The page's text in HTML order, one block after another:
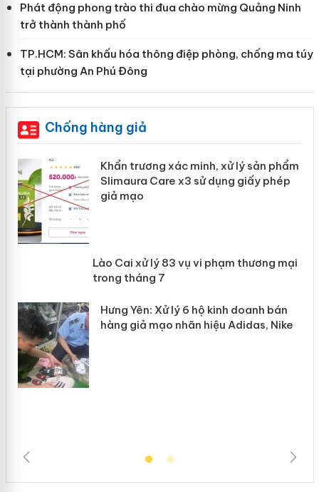
Phát động phong trào thi đua chào mừng Quảng Ninh
trở thành thành phố
TP.HCM: Sân khấu hóa thông điệp phòng, chống ma túy
tại phường An Phú Đông
Chống hàng giả
Khẩn trương xác minh, xử lý sản phẩm
Slimaura Care x3 sử dụng giấy phép
giả mạo
Lào Cai xử lý 83 vụ vi phạm thương
mại trong tháng 7